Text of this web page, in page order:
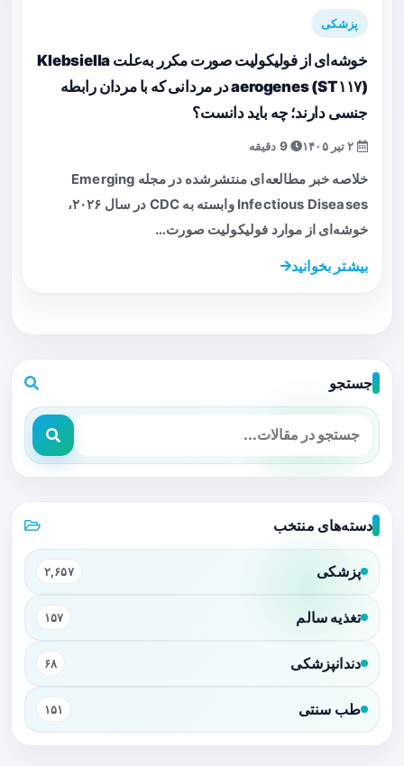
پزشکی
خوشه‌ای از فولیکولیت صورت مکرر به‌علت Klebsiella
aerogenes (ST۱۱۷) در مردانی که با مردان رابطه
جنسی دارند؛ چه باید دانست؟
9 دقیقه
خلاصه خبر مطالعه‌ای منتشرشده در مجله Emerging
Infectious Diseases وابسته به CDC در سال ۲۰۲۶،
خوشه‌ای از موارد فولیکولیت صورت…
بیشتر بخوانید
جستجو
دسته‌های منتخب
پزشکی ۲,۶۵۷
تغذیه سالم ۱۵۷
دندانپزشکی ۶۸
طب سنتی ۱۵۱